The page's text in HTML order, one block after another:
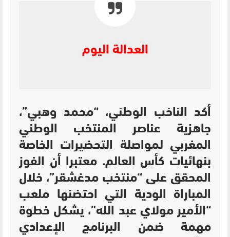
العدالة اليوم
أكد الناخب الوطني، “محمد وهبي”،
جاهزية عناصر المنتخب الوطني
المغربي لمواصلة التحضيرات الخاصة
بنهائيات كأس العالم. معتبرا أن الفوز
المحقق على “منتخب مدغشقر”، خلال
المباراة الودية التي احتضنها ملعب
“الأمير مولاي عبد الله”، يشكل خطوة
مهمة ضمن البرنامج الإعدادي